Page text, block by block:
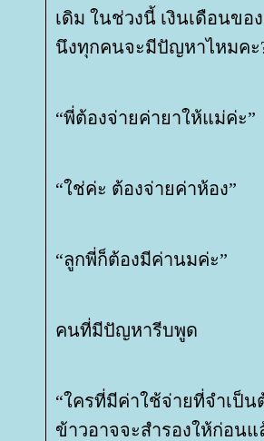
เดิม ในช่วงนี้ เงินเดือนข
นึงทุกคนจะมีปัญหาไหมคะ
“พี่ต้องจ่ายค่ายาให้แม่ค่ะ”
“ใช่ค่ะ ต้องจ่ายค่าห้อง”
“ลูกพี่ก็ต้องมีค่านมค่ะ”
คนที่มีปัญหารีบพูด
“ใครที่มีค่าใช้จ่ายที่จำเป็น
ข้าวอาจจะสำรองให้ก่อน